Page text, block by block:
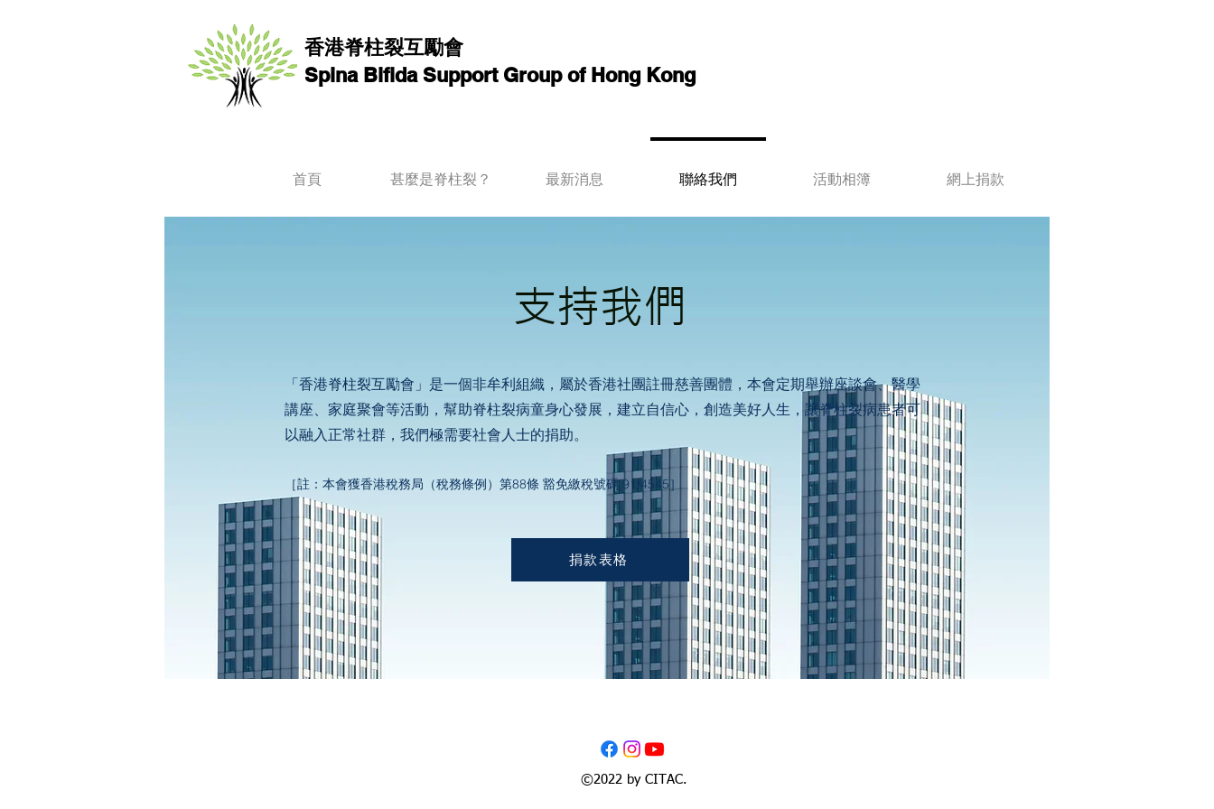
香港脊柱裂互勵會
Spina Bifida Support Group of Hong Kong
首頁 甚麼是脊柱裂？ 最新消息 聯絡我們 活動相簿 網上捐款
​支持我們
「香港脊柱裂互勵會」是一個非牟利組織，屬於香港社團註冊慈善團體，本會定期舉辦座談會、醫學
講座、家庭聚會等活動，幫助脊柱裂病童身心發展，建立自信心，創造美好人生，讓脊柱裂病患者可
以融入正常社群，我們極需要社會人士的捐助。
［註：本會獲香港稅務局（稅務條例）第88條 豁免繳稅號碼 91/4545］
捐款表格
©2022 by CITAC.